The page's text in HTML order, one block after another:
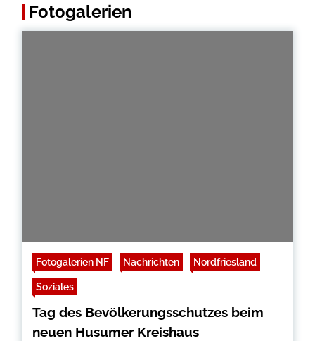
Fotogalerien
Fotogalerien NF Nachrichten Nordfriesland
Soziales
Tag des Bevölkerungsschutzes beim
neuen Husumer Kreishaus